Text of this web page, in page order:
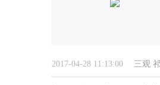
2017-04-28 11:13:00 三观